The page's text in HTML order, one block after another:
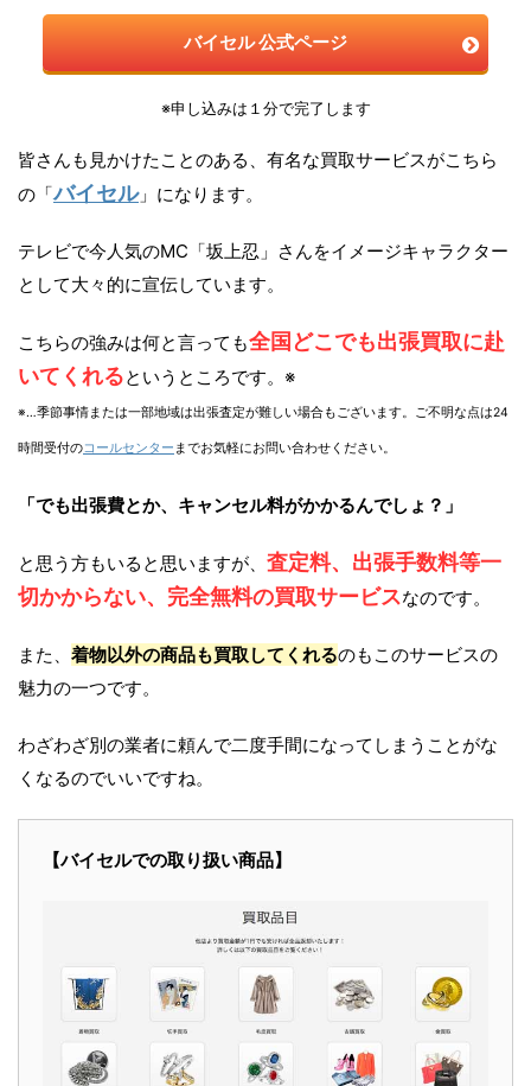
バイセル 公式ページ
※申し込みは１分で完了します
皆さんも見かけたことのある、有名な買取サービスがこちら
の「バイセル」になります。
テレビで今人気のMC「坂上忍」さんをイメージキャラクター
として大々的に宣伝しています。
こちらの強みは何と言っても全国どこでも出張買取に赴
いてくれるというところです。※
※…季節事情または一部地域は出張査定が難しい場合もございます。ご不明な点は24
時間受付のコールセンター までお気軽にお問い合わせください。
「でも出張費とか、キャンセル料がかかるんでしょ？」
と思う方もいると思いますが、 査定料、出張手数料等一
切かからない、完全無料の買取サービスなのです。
また、 着物以外の商品も買取してくれるのもこのサービスの
魅力の一つです。
わざわざ別の業者に頼んで二度手間になってしまうことがな
くなるのでいいですね。
【バイセルでの取り扱い商品】